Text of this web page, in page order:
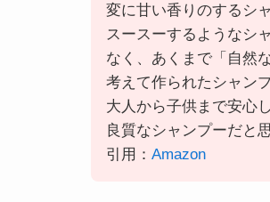
変に甘い香りのするシ
スースーするようなシ
なく、あくまで「自然
考えて作られたシャン
大人から子供まで安心
良質なシャンプーだと
引用： Amazon